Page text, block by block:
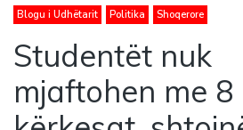
Blogu i Udhëtarit Politika Shoqerore
Studentët nuk
mjaftohen me 8